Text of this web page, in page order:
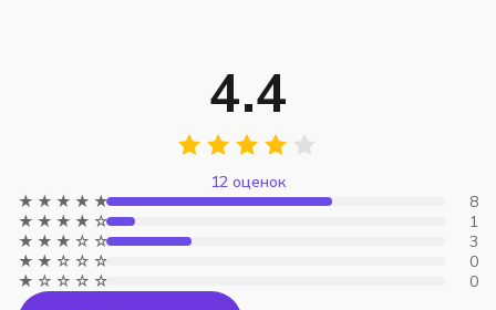
4.4
12 оценок
★★★★★
8
★★★★☆
1
★★★☆☆
3
★★☆☆☆
0
★☆☆☆☆
0